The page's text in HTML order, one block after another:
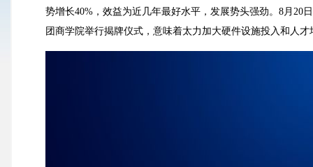
势增长40%，效益为近几年最好水平，发展势头强劲。8月20
团商学院举行揭牌仪式，意味着太力加大硬件设施投入和人